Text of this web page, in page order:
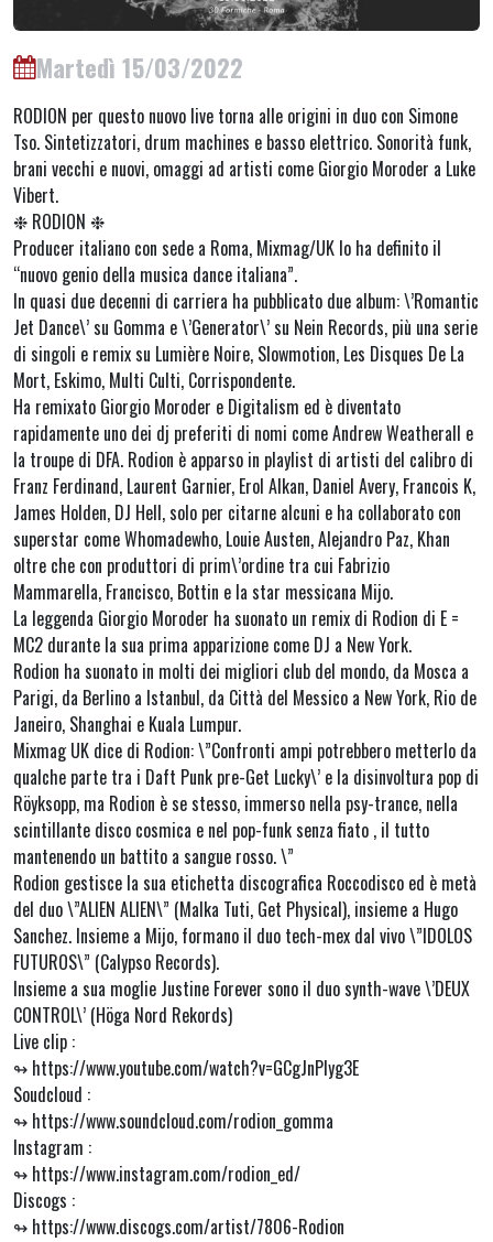
Martedì 15/03/2022
RODION per questo nuovo live torna alle origini in duo con Simone
Tso. Sintetizzatori, drum machines e basso elettrico. Sonorità funk,
brani vecchi e nuovi, omaggi ad artisti come Giorgio Moroder a Luke
Vibert.
❉ RODION ❉
Producer italiano con sede a Roma, Mixmag/UK lo ha definito il
“nuovo genio della musica dance italiana”.
In quasi due decenni di carriera ha pubblicato due album: \’Romantic
Jet Dance\’ su Gomma e \’Generator\’ su Nein Records, più una serie
di singoli e remix su Lumière Noire, Slowmotion, Les Disques De La
Mort, Eskimo, Multi Culti, Corrispondente.
Ha remixato Giorgio Moroder e Digitalism ed è diventato
rapidamente uno dei dj preferiti di nomi come Andrew Weatherall e
la troupe di DFA. Rodion è apparso in playlist di artisti del calibro di
Franz Ferdinand, Laurent Garnier, Erol Alkan, Daniel Avery, Francois K,
James Holden, DJ Hell, solo per citarne alcuni e ha collaborato con
superstar come Whomadewho, Louie Austen, Alejandro Paz, Khan
oltre che con produttori di prim\’ordine tra cui Fabrizio
Mammarella, Francisco, Bottin e la star messicana Mijo.
La leggenda Giorgio Moroder ha suonato un remix di Rodion di E =
MC2 durante la sua prima apparizione come DJ a New York.
Rodion ha suonato in molti dei migliori club del mondo, da Mosca a
Parigi, da Berlino a Istanbul, da Città del Messico a New York, Rio de
Janeiro, Shanghai e Kuala Lumpur.
Mixmag UK dice di Rodion: \”Confronti ampi potrebbero metterlo da
qualche parte tra i Daft Punk pre-Get Lucky\’ e la disinvoltura pop di
Röyksopp, ma Rodion è se stesso, immerso nella psy-trance, nella
scintillante disco cosmica e nel pop-funk senza fiato , il tutto
mantenendo un battito a sangue rosso. \”
Rodion gestisce la sua etichetta discografica Roccodisco ed è metà
del duo \”ALIEN ALIEN\” (Malka Tuti, Get Physical), insieme a Hugo
Sanchez. Insieme a Mijo, formano il duo tech-mex dal vivo \”IDOLOS
FUTUROS\” (Calypso Records).
Insieme a sua moglie Justine Forever sono il duo synth-wave \’DEUX
CONTROL\’ (Höga Nord Rekords)
Live clip :
↬ https://www.youtube.com/watch?v=GCgJnPIyg3E
Soudcloud :
↬ https://www.soundcloud.com/rodion_gomma
Instagram :
↬ https://www.instagram.com/rodion_ed/
Discogs :
↬ https://www.discogs.com/artist/7806-Rodion